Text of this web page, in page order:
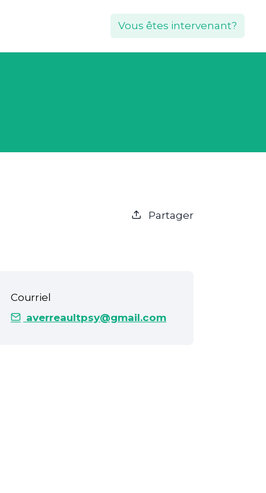
Vous êtes intervenant?
Partager
Courriel
averreaultpsy@gmail.com